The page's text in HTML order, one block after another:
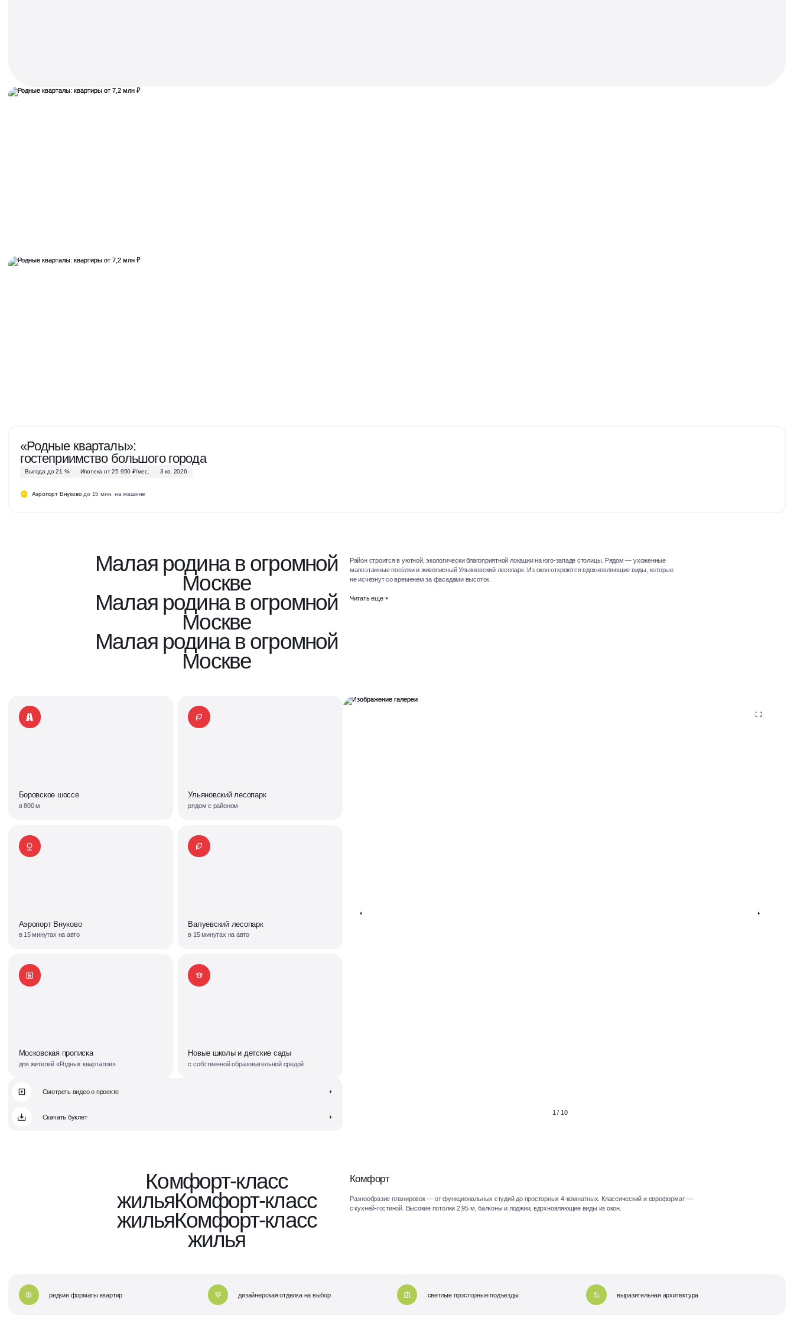
«Родные кварталы»:
гостеприимство большого города
Выгода до 21 % Ипотека от 25 950 ₽/мес. 3 кв. 2026
М Аэропорт Внуково до 15 мин. на машине
Малая родина в огромной
Москве
Малая родина в огромной
Москве
Малая родина в огромной
Москве
Район строится в уютной, экологически благоприятной локации на юго-западе столицы. Рядом — ухоженные
малоэтажные посёлки и живописный Ульяновский лесопарк. Из окон откроются вдохновляющие виды, которые
не исчезнут со временем за фасадами высоток.
Читать еще
Боровское шоссе
в 800 м
Ульяновский лесопарк
рядом с районом
Аэропорт Внуково
в 15 минутах на авто
Валуевский лесопарк
в 15 минутах на авто
Московская прописка
для жителей «Родных кварталов»
Новые школы и детские сады
с собственной образовательной средой
Смотреть видео о проекте
Скачать буклет
1 / 10
Комфорт-класс
жильяКомфорт-класс
жильяКомфорт-класс
жилья
Комфорт
Разнообразие планировок — от функциональных студий до просторных 4-комнатных. Классический и евроформат —
с кухней-гостиной. Высокие потолки 2,95 м, балконы и лоджии, вдохновляющие виды из окон.
редкие форматы квартир дизайнерская отделка на выбор светлые просторные подъезды выразительная архитектура